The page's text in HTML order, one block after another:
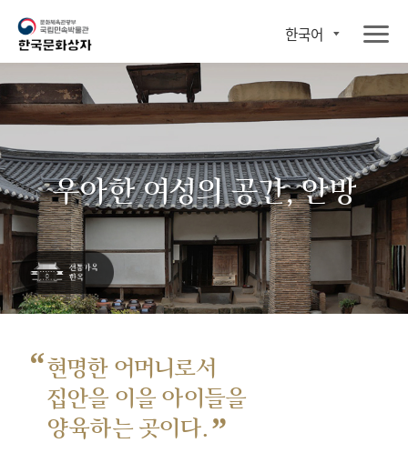
한국어
우아한 여성의 공간, 안방
“현명한 어머니로서
집안을 이을 아이들을
양육하는 곳이다. ”